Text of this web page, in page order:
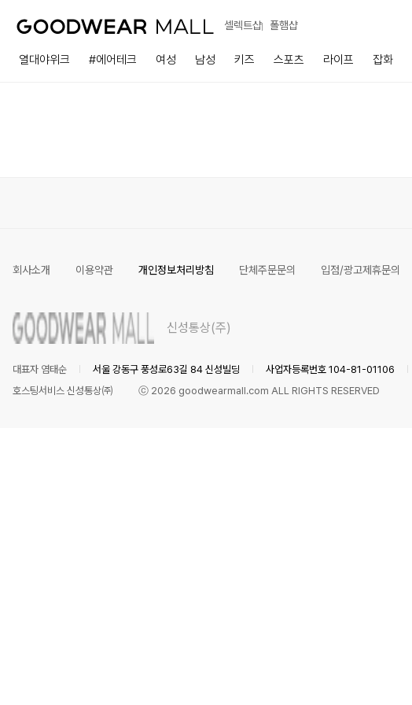
셀렉트샵 폴햄샵
열대야위크 #에어테크 여성 남성 키즈 스포츠 라이프 잡화
회사소개 이용약관 개인정보처리방침 단체주문문의 입점/광고제휴문의
신성통상(주)
대표자 염태순 서울 강동구 풍성로63길 84 신성빌딩 사업자등록번호 104-81-01106
호스팅서비스 신성통상㈜
ⓒ 2026 goodwearmall.com ALL RIGHTS RESERVED